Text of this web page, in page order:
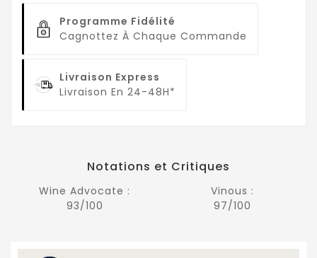
Programme Fidélité
Cagnottez À Chaque Commande
Livraison Express
Livraison En 24-48H*
Notations et Critiques
Wine Advocate :
93/100
Vinous :
97/100